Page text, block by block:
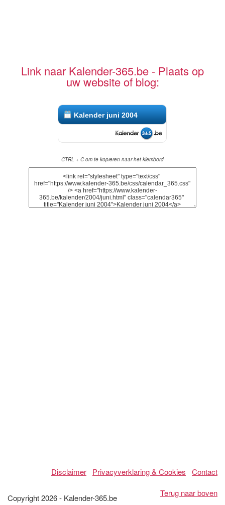
Link naar Kalender-365.be - Plaats op
uw website of blog:
Kalender juni 2004
CTRL + C om te kopiëren naar het klembord
Disclaimer Privacyverklaring & Cookies
Contact
Terug naar boven
Copyright 2026 - Kalender-365.be